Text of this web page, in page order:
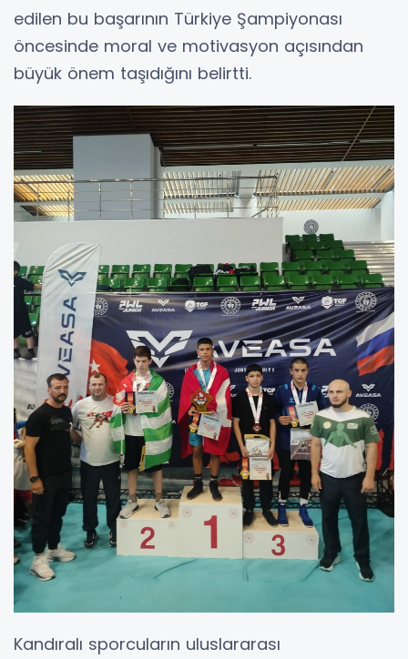
edilen bu başarının Türkiye Şampiyonası
öncesinde moral ve motivasyon açısından
büyük önem taşıdığını belirtti.
Kandıralı sporcuların uluslararası